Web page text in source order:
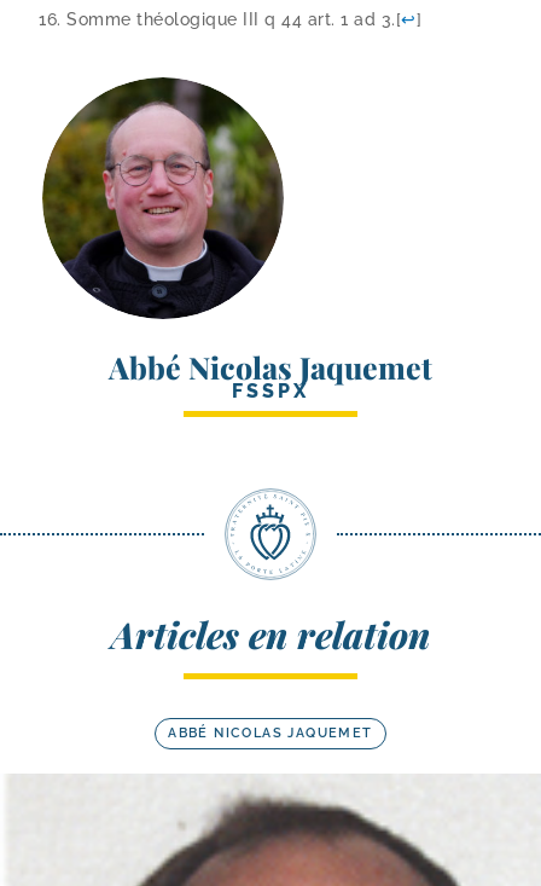
Somme théo­lo­gique III q 44 art. 1 ad 3.[↩]
Abbé Nicolas Jaquemet
FSSPX
Articles en relation
ABBÉ NICOLAS JAQUEMET